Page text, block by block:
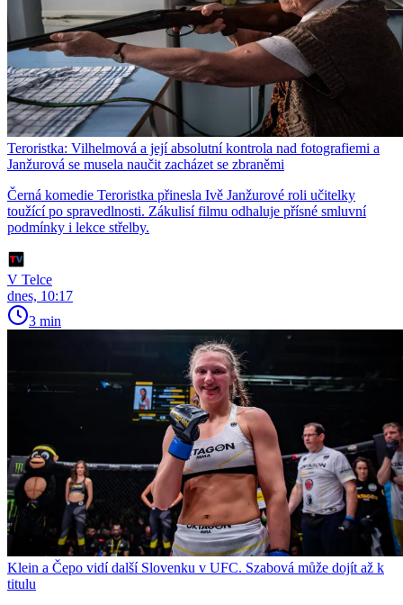
Teroristka: Vilhelmová a její absolutní kontrola nad fotografiemi a
Janžurová se musela naučit zacházet se zbraněmi
Černá komedie Teroristka přinesla Ivě Janžurové roli učitelky
toužící po spravedlnosti. Zákulisí filmu odhaluje přísné smluvní
podmínky i lekce střelby.
V Telce
dnes, 10:17
3 min
Klein a Čepo vidí další Slovenku v UFC. Szabová může dojít až k
titulu